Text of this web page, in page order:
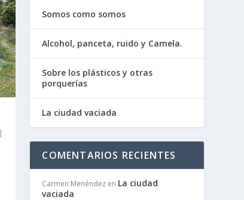
|
Somos como somos
Alcohol, panceta, ruido y Camela.
Sobre los plásticos y otras
porquerías
La ciudad vaciada
COMENTARIOS RECIENTES
Carmen Menéndez en La ciudad
vaciada